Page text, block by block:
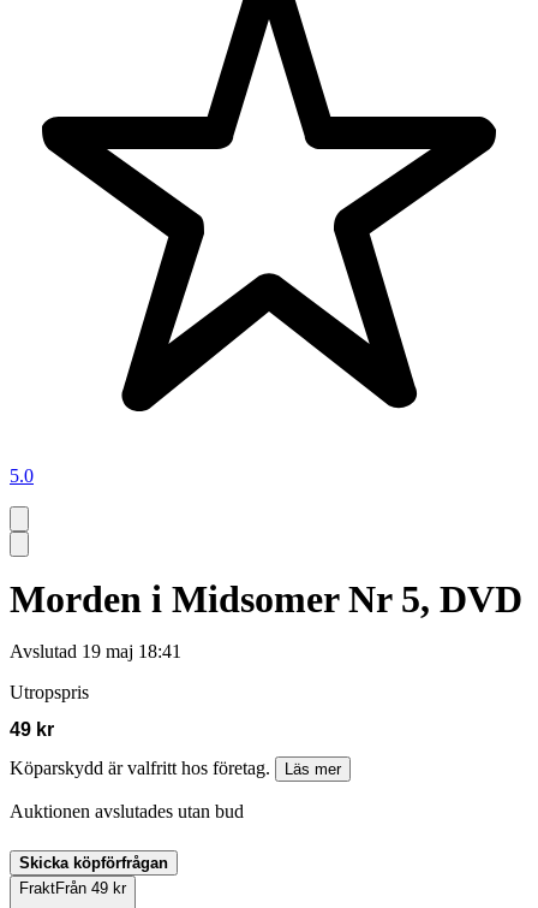
5.0
Morden i Midsomer Nr 5, DVD
Avslutad 19 maj 18:41
Utropspris
49 kr
Köparskydd är valfritt hos företag.
Läs mer
Auktionen avslutades utan bud
Skicka köpförfrågan
FraktFrån 49 kr